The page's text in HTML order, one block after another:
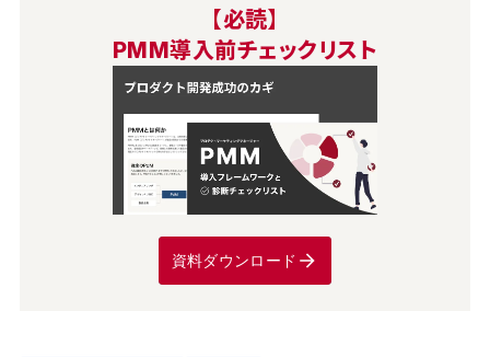
【必読】
PMM導入前チェックリスト
資料ダウンロード